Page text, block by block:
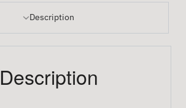
Description
Description